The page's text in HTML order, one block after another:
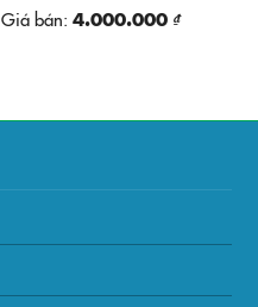
Giá bán: 4.000.000 ₫